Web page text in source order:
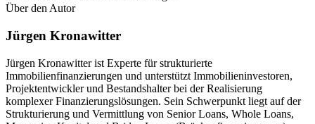
Über den Autor
Jürgen Kronawitter
Jürgen Kronawitter ist Experte für strukturierte
Immobilienfinanzierungen und unterstützt Immobilieninvestoren,
Projektentwickler und Bestandshalter bei der Realisierung
komplexer Finanzierungslösungen. Sein Schwerpunkt liegt auf der
Strukturierung und Vermittlung von Senior Loans, Whole Loans,